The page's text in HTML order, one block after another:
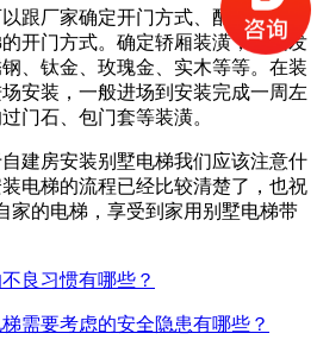
跟厂家确定开门方式、配重方式、
开门方式。确定轿厢装潢，诸如发
、钛金、玫瑰金、实木等等。在装
安装，一般进场到安装完成一周左
门石、包门套等装潢。
建房安装别墅电梯我们应该注意什
电梯的流程已经比较清楚了，也祝
家的电梯，享受到家用别墅电梯带
良习惯有哪些？
需要考虑的安全隐患有哪些？